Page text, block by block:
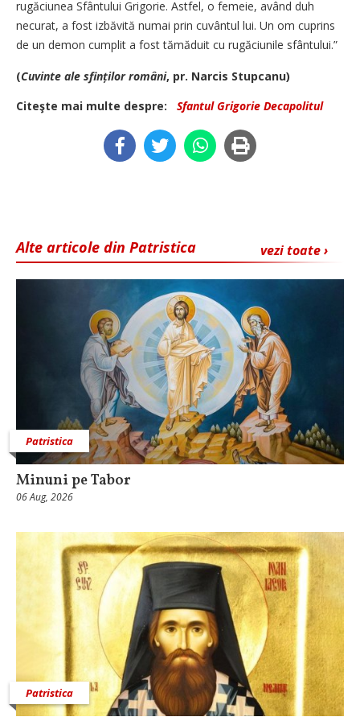
rugăciunea Sfântului Grigorie. Astfel, o femeie, având duh
necurat, a fost izbăvită numai prin cuvântul lui. Un om cuprins
de un demon cumplit a fost tămăduit cu rugăciunile sfântului.”
(Cuvinte ale sfinților români, pr. Narcis Stupcanu)
Citeşte mai multe despre:
Sfantul Grigorie Decapolitul
vezi toate ›
Alte articole din Patristica
Patristica
Minuni pe Tabor
06 Aug, 2026
Patristica